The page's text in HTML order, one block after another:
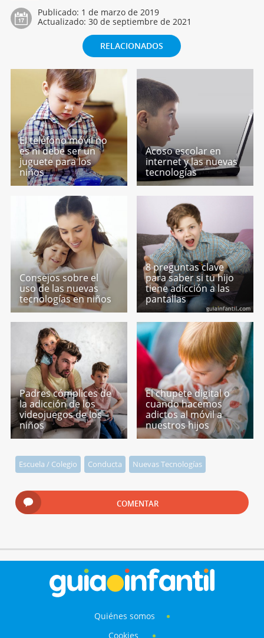
Publicado: 1 de marzo de 2019
Actualizado: 30 de septiembre de 2021
RELACIONADOS
El teléfono móvil no
es ni debe ser un
juguete para los
niños
Acoso escolar en
internet y las nuevas
tecnologías
Consejos sobre el
uso de las nuevas
tecnologías en niños
8 preguntas clave
para saber si tu hijo
tiene adicción a las
pantallas
Padres cómplices de
la adicción de los
videojuegos de los
niños
El chupete digital o
cuando hacemos
adictos al móvil a
nuestros hijos
Escuela / Colegio Conducta Nuevas Tecnologías
COMENTAR
Quiénes somos
Cookies